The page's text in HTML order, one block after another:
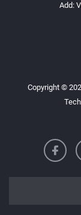
Add:
Copyright ©